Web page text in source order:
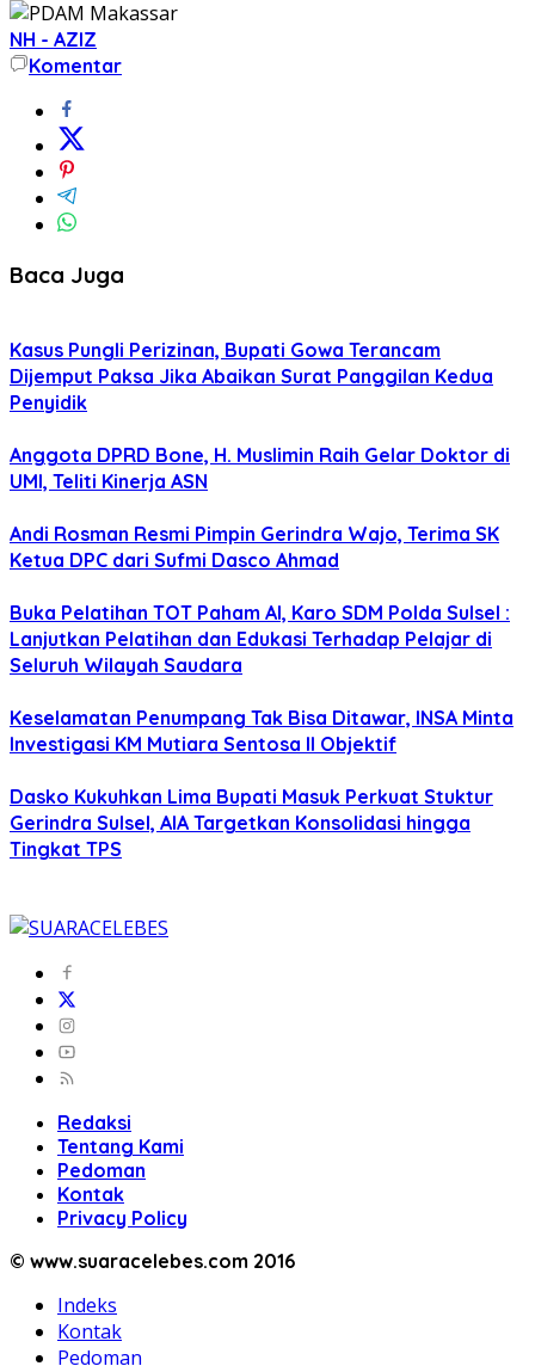
NH - AZIZ
Komentar
Baca Juga
Kasus Pungli Perizinan, Bupati Gowa Terancam
Dijemput Paksa Jika Abaikan Surat Panggilan Kedua
Penyidik
Anggota DPRD Bone, H. Muslimin Raih Gelar Doktor di
UMI, Teliti Kinerja ASN
Andi Rosman Resmi Pimpin Gerindra Wajo, Terima SK
Ketua DPC dari Sufmi Dasco Ahmad
Buka Pelatihan TOT Paham AI, Karo SDM Polda Sulsel :
Lanjutkan Pelatihan dan Edukasi Terhadap Pelajar di
Seluruh Wilayah Saudara
Keselamatan Penumpang Tak Bisa Ditawar, INSA Minta
Investigasi KM Mutiara Sentosa II Objektif
Dasko Kukuhkan Lima Bupati Masuk Perkuat Stuktur
Gerindra Sulsel, AIA Targetkan Konsolidasi hingga
Tingkat TPS
Redaksi
Tentang Kami
Pedoman
Kontak
Privacy Policy
© www.suaracelebes.com 2016
Indeks
Kontak
Pedoman